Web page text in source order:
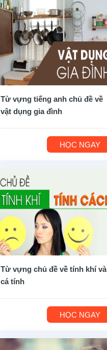
Từ vựng tiếng anh chủ đề về
vật dụng gia đình
HỌC NGAY
Từ vựng chủ đề về tính khí và
cá tính
HỌC NGAY